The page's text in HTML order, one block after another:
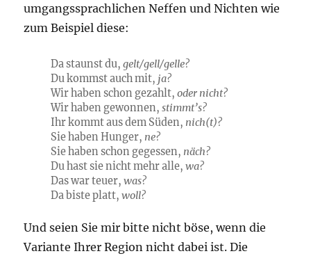
umgangssprachlichen Neffen und Nichten wie
zum Beispiel diese:
Da staunst du, gelt/gell/gelle?
Du kommst auch mit, ja?
Wir haben schon gezahlt, oder nicht?
Wir haben gewonnen, stimmt’s?
Ihr kommt aus dem Süden, nich(t)?
Sie haben Hunger, ne?
Sie haben schon gegessen, näch?
Du hast sie nicht mehr alle, wa?
Das war teuer, was?
Da biste platt, woll?
Und seien Sie mir bitte nicht böse, wenn die
Variante Ihrer Region nicht dabei ist. Die